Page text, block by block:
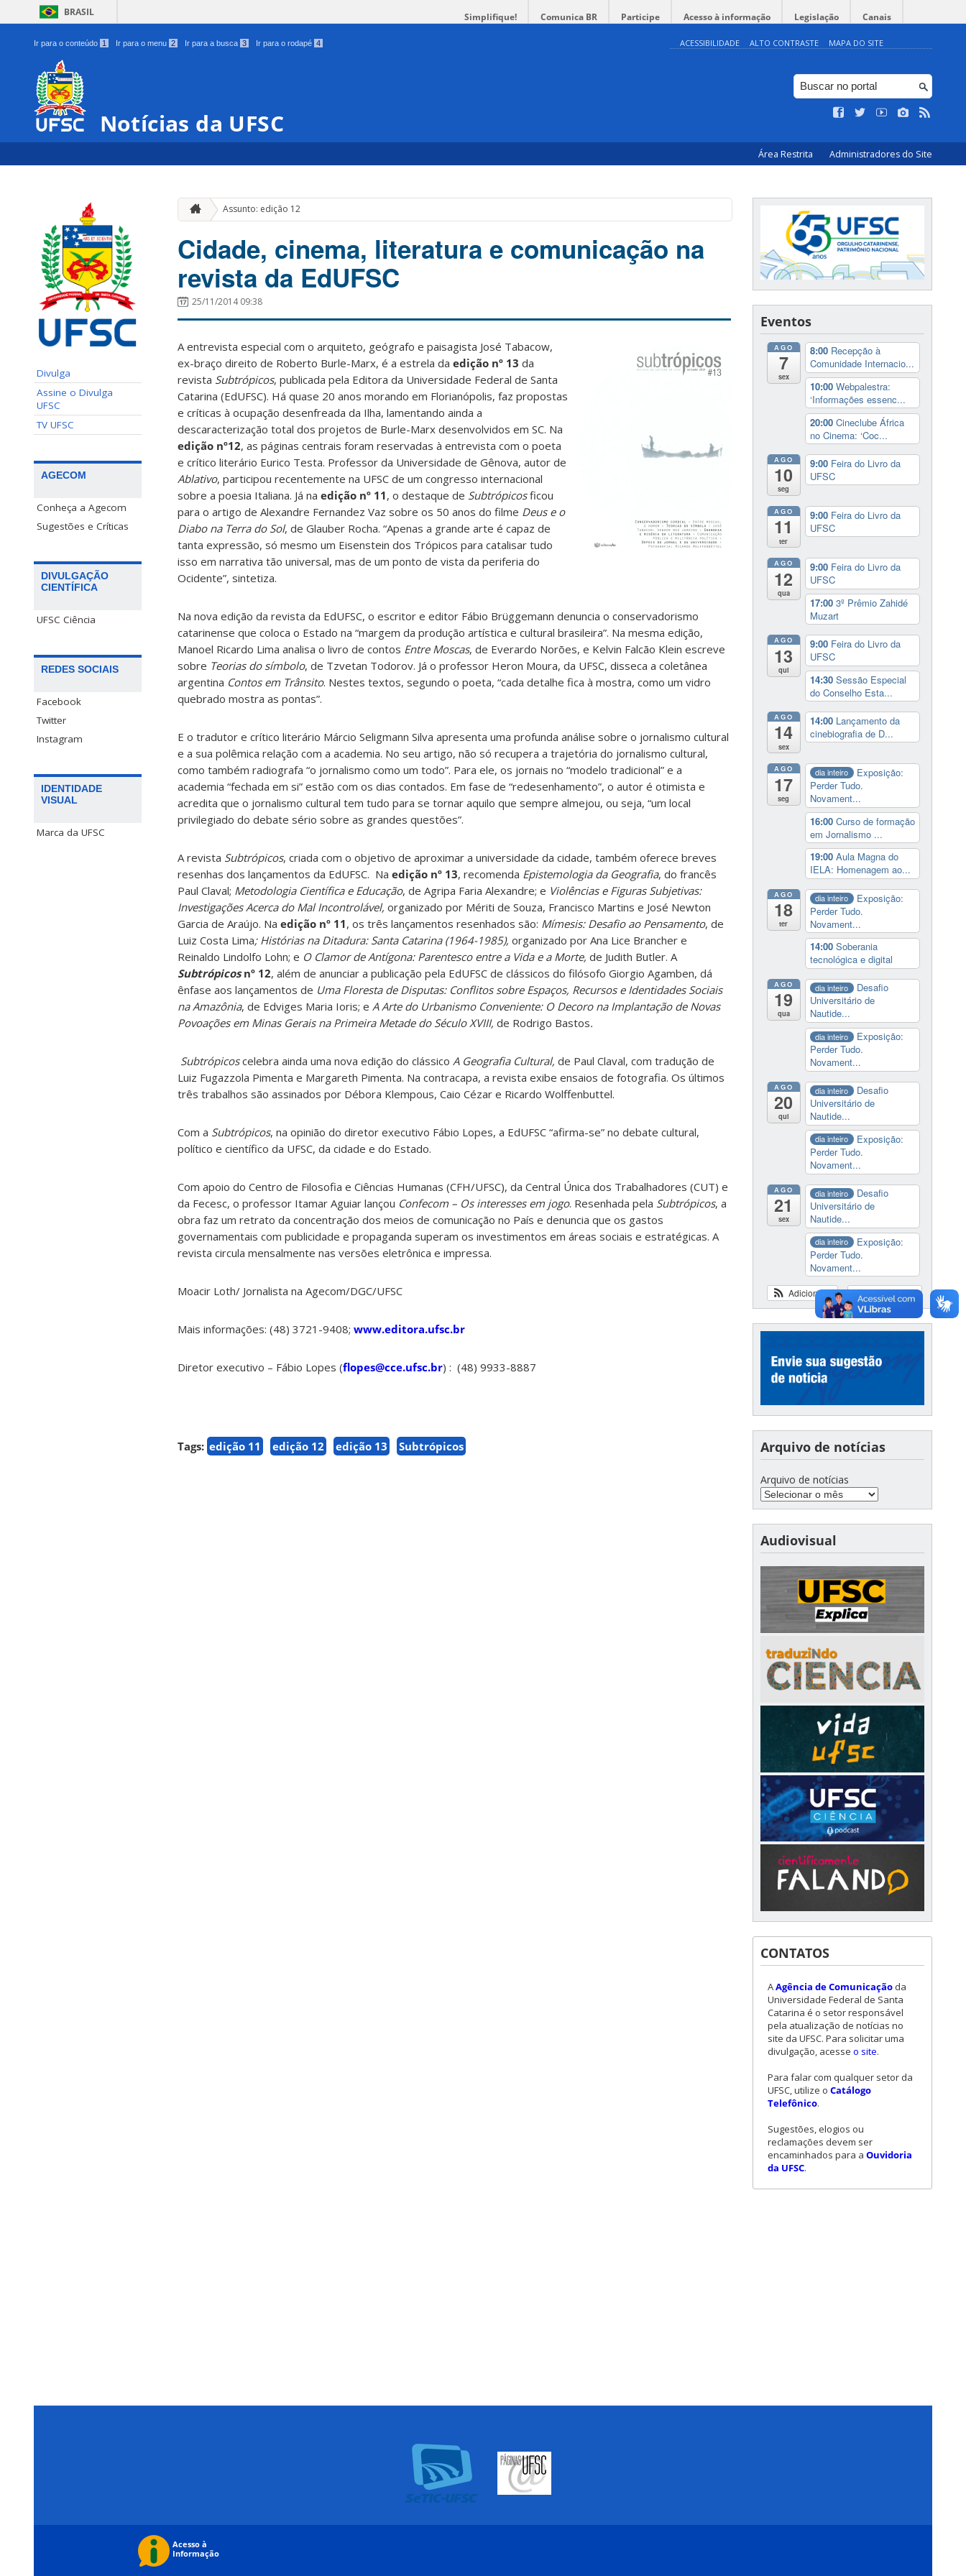
BRASIL Simplifique! Comunica BR Participe Acesso à informação Legislação Canais
Ir para o conteúdo 1 Ir para o menu 2 Ir para a busca 3 Ir para o rodapé 4 ACESSIBILIDADE ALTO CONTRASTE MAPA DO SITE
Notícias da UFSC
Área Restrita Administradores do Site
Divulga
Assine o Divulga
UFSC
TV UFSC
AGECOM
Conheça a Agecom
Sugestões e Críticas
DIVULGAÇÃO
CIENTÍFICA
UFSC Ciência
REDES SOCIAIS
Facebook
Twitter
Instagram
IDENTIDADE
VISUAL
Marca da UFSC
Assunto: edição 12
Cidade, cinema, literatura e comunicação na
revista da EdUFSC
25/11/2014 09:38
A entrevista especial com o arquiteto, geógrafo e paisagista José Tabacow,
ex-braço direito de Roberto Burle-Marx, é a estrela da edição nº 13 da
revista Subtrópicos, publicada pela Editora da Universidade Federal de Santa
Catarina (EdUFSC). Há quase 20 anos morando em Florianópolis, faz propostas
e críticas à ocupação desenfreada da Ilha, lamentando ainda a
descaracterização total dos projetos de Burle-Marx desenvolvidos em SC. Na
edição nº12, as páginas centrais foram reservadas à entrevista com o poeta
e crítico literário Eurico Testa. Professor da Universidade de Gênova, autor de
Ablativo, participou recentemente na UFSC de um congresso internacional
sobre a poesia Italiana. Já na edição nº 11, o destaque de Subtrópicosficou
para o artigo de Alexandre Fernandez Vaz sobre os 50 anos do filme Deus e o
Diabo na Terra do Sol, de Glauber Rocha. “Apenas a grande arte é capaz de
tanta expressão, só mesmo um Eisenstein dos Trópicos para catalisar tudo
isso em narrativa tão universal, mas de um ponto de vista da periferia do
Ocidente”, sintetiza.
Na nova edição da revista da EdUFSC, o escritor e editor Fábio Brüggemann denuncia o conservadorismo
catarinense que coloca o Estado na “margem da produção artística e cultural brasileira”. Na mesma edição,
Manoel Ricardo Lima analisa o livro de contos Entre Moscas, de Everardo Norões, e Kelvin Falcão Klein escreve
sobre Teorias do símbolo, de Tzvetan Todorov. Já o professor Heron Moura, da UFSC, disseca a coletânea
argentina Contos em Trânsito. Nestes textos, segundo o poeta, “cada detalhe fica à mostra, como um vidro
quebrado mostra as pontas”.
E o tradutor e crítico literário Márcio Seligmann Silva apresenta uma profunda análise sobre o jornalismo cultural
e a sua polêmica relação com a academia. No seu artigo, não só recupera a trajetória do jornalismo cultural,
como também radiografa “o jornalismo como um todo”. Para ele, os jornais no “modelo tradicional” e a
academia “fechada em si” estão com os dias contados. Em fase de “redesenhamento”, o autor é otimista e
acredita que o jornalismo cultural tem tudo para se tornar aquilo que sempre almejou, ou seja, “um local
privilegiado do debate sério sobre as grandes questões”.
A revista Subtrópicos, criada com o objetivo de aproximar a universidade da cidade, também oferece breves
resenhas dos lançamentos da EdUFSC. Na edição nº 13, recomenda Epistemologia da Geografia, do francês
Paul Claval; Metodologia Científica e Educação, de Agripa Faria Alexandre; e Violências e Figuras Subjetivas:
Investigações Acerca do Mal Incontrolável, organizado por Mériti de Souza, Francisco Martins e José Newton
Garcia de Araújo. Na edição nº 11, os três lançamentos resenhados são: Mímesis: Desafio ao Pensamento, de
Luiz Costa Lima; Histórias na Ditadura: Santa Catarina (1964-1985), organizado por Ana Lice Brancher e
Reinaldo Lindolfo Lohn; e O Clamor de Antígona: Parentesco entre a Vida e a Morte, de Judith Butler. A
Subtrópicosnº 12, além de anunciar a publicação pela EdUFSC de clássicos do filósofo Giorgio Agamben, dá
ênfase aos lançamentos de Uma Floresta de Disputas: Conflitos sobre Espaços, Recursos e Identidades Sociais
na Amazônia, de Edviges Maria Ioris; e A Arte do Urbanismo Conveniente: O Decoro na Implantação de Novas
Povoações em Minas Gerais na Primeira Metade do Século XVIII, de Rodrigo Bastos.
Subtrópicoscelebra ainda uma nova edição do clássico A Geografia Cultural, de Paul Claval, com tradução de
Luiz Fugazzola Pimenta e Margareth Pimenta. Na contracapa, a revista exibe ensaios de fotografia. Os últimos
três trabalhos são assinados por Débora Klempous, Caio Cézar e Ricardo Wolffenbuttel.
Com a Subtrópicos, na opinião do diretor executivo Fábio Lopes, a EdUFSC “afirma-se” no debate cultural,
político e científico da UFSC, da cidade e do Estado.
Com apoio do Centro de Filosofia e Ciências Humanas (CFH/UFSC), da Central Única dos Trabalhadores (CUT) e
da Fecesc, o professor Itamar Aguiar lançou Confecom – Os interesses em jogo. Resenhada pela Subtrópicos, a
obra faz um retrato da concentração dos meios de comunicação no País e denuncia que os gastos
governamentais com publicidade e propaganda superam os investimentos em áreas sociais e estratégicas. A
revista circula mensalmente nas versões eletrônica e impressa.
Moacir Loth/ Jornalista na Agecom/DGC/UFSC
Mais informações: (48) 3721-9408; www.editora.ufsc.br
Diretor executivo – Fábio Lopes (flopes@cce.ufsc.br) : (48) 9933-8887
Tags: edição 11 edição 12 edição 13 Subtrópicos
Eventos
AGO
7
sex
8:00 Recepção à
Comunidade Internacio...
10:00 Webpalestra:
‘Informações essenc...
20:00 Cineclube África
no Cinema: ‘Coc...
AGO
10
seg
9:00 Feira do Livro da
UFSC
AGO
11
ter
9:00 Feira do Livro da
UFSC
AGO
12
qua
9:00 Feira do Livro da
UFSC
17:00 3º Prêmio Zahidé
Muzart
AGO
13
qui
9:00 Feira do Livro da
UFSC
14:30 Sessão Especial
do Conselho Esta...
AGO
14
sex
14:00 Lançamento da
cinebiografia de D...
AGO
17
seg
dia inteiro
Exposição:
Perder Tudo.
Novament...
16:00 Curso de formação
em Jornalismo ...
19:00 Aula Magna do
IELA: Homenagem ao...
AGO
18
ter
dia inteiro
Exposição:
Perder Tudo.
Novament...
14:00 Soberania
tecnológica e digital
AGO
19
qua
dia inteiro
Desafio
Universitário de
Nautide...
dia inteiro
Exposição:
Perder Tudo.
Novament...
AGO
20
qui
dia inteiro
Desafio
Universitário de
Nautide...
dia inteiro
Exposição:
Perder Tudo.
Novament...
AGO
21
sex
dia inteiro
Desafio
Universitário de
Nautide...
dia inteiro
Exposição:
Perder Tudo.
Novament...
Ver calendário
Adicionar
Arquivo de notícias
Arquivo de notícias
Audiovisual
CONTATOS
AAgência de Comunicação da
Universidade Federal de Santa
Catarina é o setor responsável
pela atualização de notícias no
site da UFSC. Para solicitar uma
divulgação, acesse o site.
Para falar com qualquer setor da
UFSC, utilize o Catálogo
Telefônico.
Sugestões, elogios ou
reclamações devem ser
encaminhados para a Ouvidoria
da UFSC.